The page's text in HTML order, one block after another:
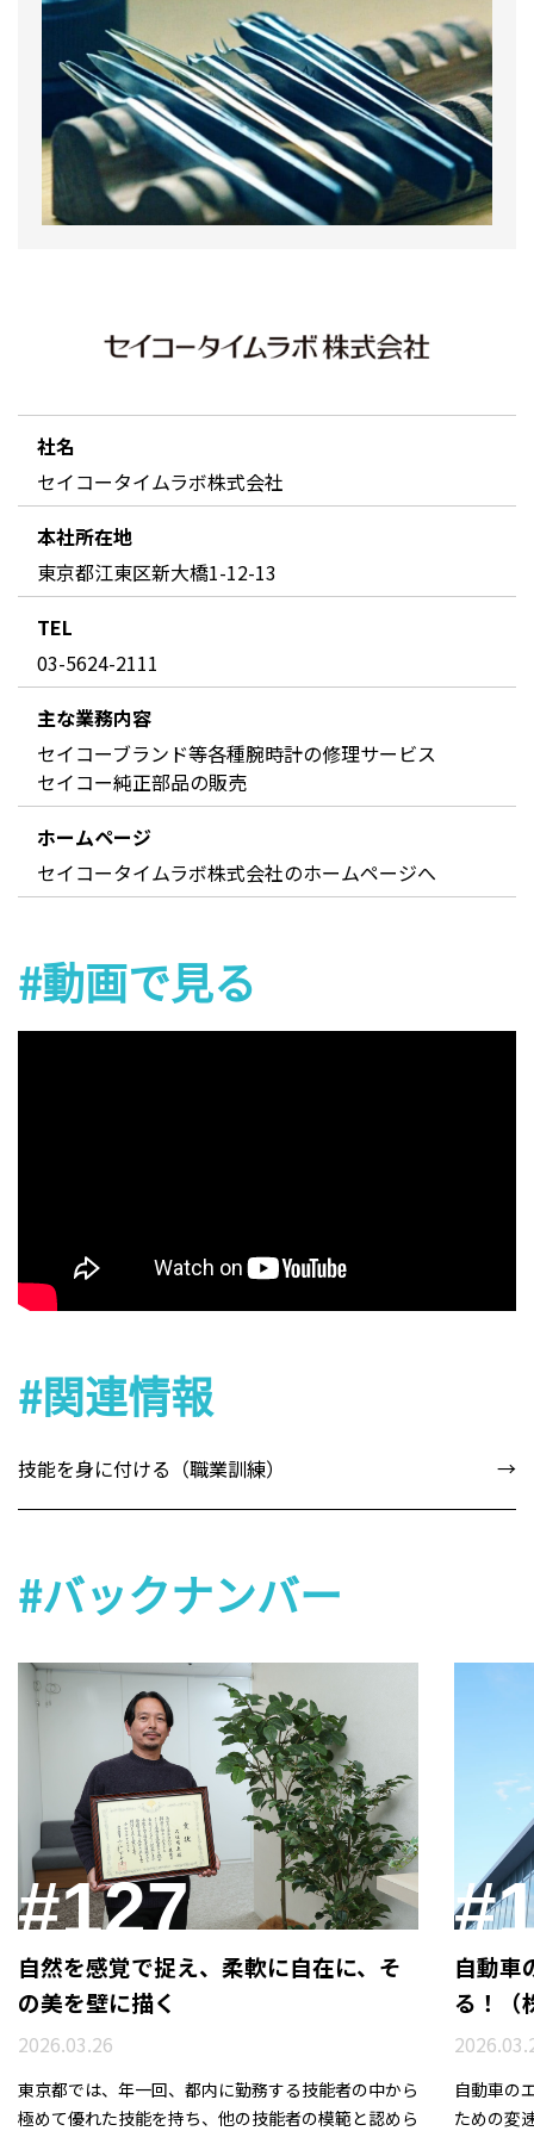
社名
セイコータイムラボ株式会社
本社所在地
東京都江東区新大橋1-12-13
TEL
03-5624-2111
主な業務内容
セイコーブランド等各種腕時計の修理サービス
セイコー純正部品の販売
ホームページ
セイコータイムラボ株式会社のホームページへ
#動画で見る
#関連情報
技能を身に付ける（職業訓練）
#バックナンバー
#127
自然を感覚で捉え、柔軟に自在に、そ
の美を壁に描く
2026.03.26
東京都では、年一回、都内に勤務する技能者の中から
極めて優れた技能を持ち、他の技能者の模範と認めら
自動車
る！（
自動車の
ための変